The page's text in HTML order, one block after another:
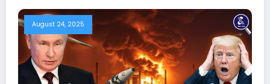
August 24, 2025